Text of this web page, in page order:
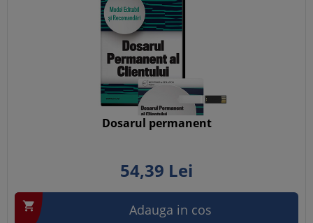
Dosarul permanent
54,39 Lei
 Adauga in cos